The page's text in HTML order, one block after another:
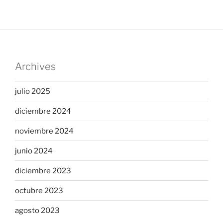
Archives
julio 2025
diciembre 2024
noviembre 2024
junio 2024
diciembre 2023
octubre 2023
agosto 2023